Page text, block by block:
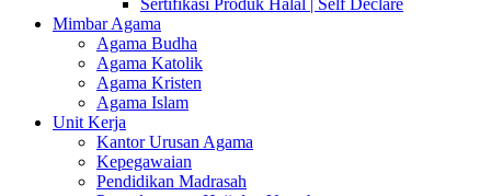
Sertifikasi Produk Halal | Self Declare
Mimbar Agama
Agama Budha
Agama Katolik
Agama Kristen
Agama Islam
Unit Kerja
Kantor Urusan Agama
Kepegawaian
Pendidikan Madrasah